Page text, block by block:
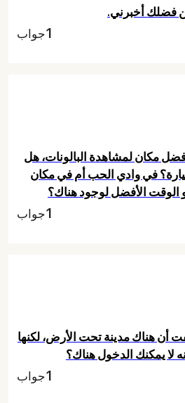
فضلك أخبرني.
1جواب
مكان لمشاهدة البالونات، هل
في وادي الحب أم في مكان
الوقت الأفضل لوجود هناك؟
1جواب
أن هناك مدينة تحت الأرض، لكنها
لا يمكنك الدخول هناك؟
1جواب